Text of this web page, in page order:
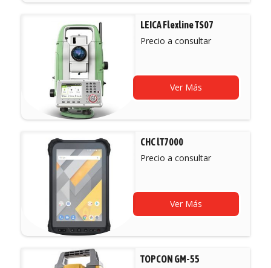
LEICA Flexline TS07
Precio a consultar
Ver Más
CHC lT7000
Precio a consultar
Ver Más
TOPCON GM-55